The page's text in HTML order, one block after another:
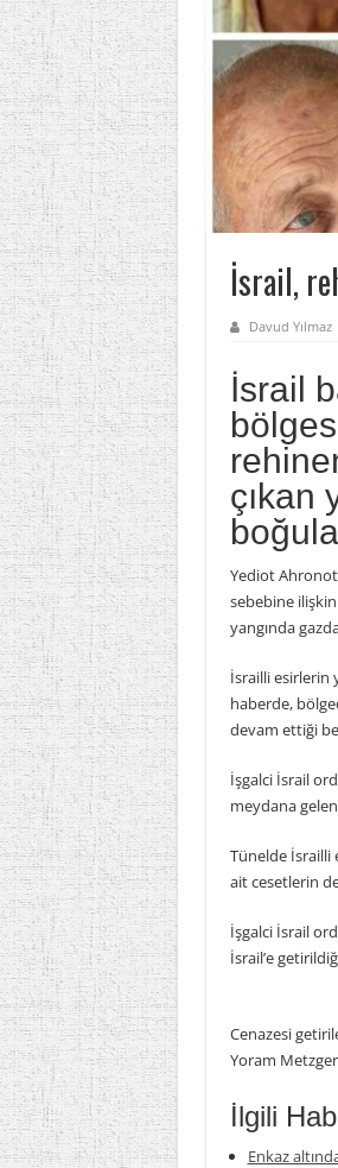
İsrail,
Davud Yılmaz
İsrail
çıkan
Yediot
sebebine
yangında
İsrailli esirlerin
haberde,
devam ettiği
İşgalci İsrail
meydana
Tünelde İsrailli
ait cesetlerin
İşgalci İsrail
İsrail’e
Cenazesi
Yoram
İlgili
Enkaz